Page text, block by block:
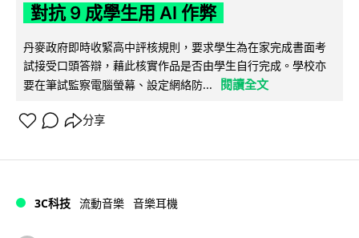
對抗 9 成學生用 AI 作弊
丹麥政府即時收緊高中評核規則，要求學生為在家完成書面考
試接受口頭答辯，藉此核實作品是否由學生自行完成。學校亦
要在筆試監察電腦螢幕、設定網絡防...
閱讀全文
分享
3C科技 流動音樂 音樂耳機